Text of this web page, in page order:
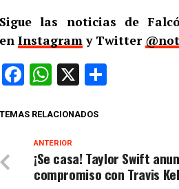
Sigue las noticias de
en Instagramy Twitter
Facebook
WhatsApp
X
TEMAS RELACIONADOS
ANTERIOR
¡Se casa! Taylor Swift
compromiso con Travis